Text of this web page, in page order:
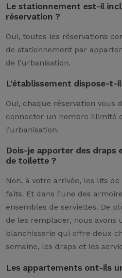
Le stationnement est-il
réservation ?
Oui, toutes les réservations
de stationnement par
de l’urbanisation.
L’établissement dispose-t-
Oui, chaque réservation vous
connecter un nombre illimité
l’urbanisation.
Dois-je apporter des draps
de toilette ?
Non, à votre arrivée, les lits
faits. Et dans l’une des
ensembles de serviettes. De
de les remplacer, nous avons
blanchisserie qui offre deux
semaine, les draps et les
Les appartements ont-ils